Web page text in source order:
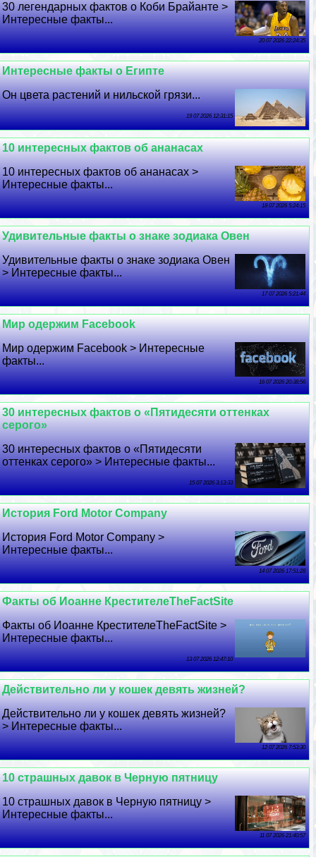
30 легендарных фактов о Коби Брайанте >
Интересные факты...
20 07 2026 22:24:35
Интересные факты о Египте
Он цвета растений и нильской грязи...
19 07 2026 12:31:15
10 интересных фактов об ананасах
10 интересных фактов об ананасах >
Интересные факты...
18 07 2026 5:24:15
Удивительные факты о знаке зодиака Овен
Удивительные факты о знаке зодиака Овен
> Интересные факты...
17 07 2026 5:21:44
Мир одержим Facebook
Мир одержим Facebook > Интересные
факты...
16 07 2026 20:38:56
30 интересных фактов о «Пятидесяти оттенках
серого»
30 интересных фактов о «Пятидесяти
оттенках серого» > Интересные факты...
15 07 2026 3:13:33
История Ford Motor Company
История Ford Motor Company >
Интересные факты...
14 07 2026 17:51:28
Факты об Иоанне КрестителеTheFactSite
Факты об Иоанне КрестителеTheFactSite >
Интересные факты...
13 07 2026 12:47:10
Действительно ли у кошек девять жизней?
Действительно ли у кошек девять жизней?
> Интересные факты...
12 07 2026 7:53:30
10 страшных давок в Черную пятницу
10 страшных давок в Черную пятницу >
Интересные факты...
11 07 2026 21:40:57